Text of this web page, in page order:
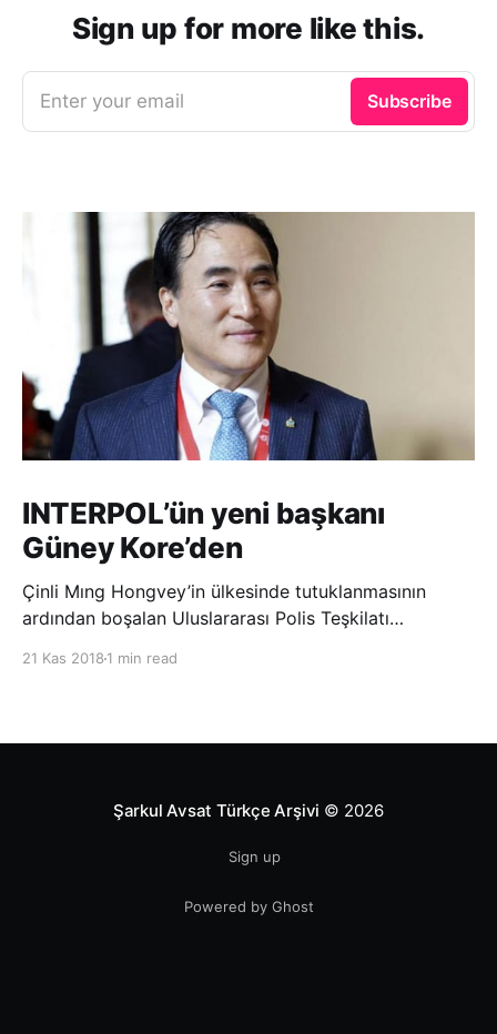
Sign up for more like this.
Enter your email Subscribe
INTERPOL’ün yeni başkanı
Güney Kore’den
Çinli Mıng Hongvey’in ülkesinde tutuklanmasının
ardından boşalan Uluslararası Polis Teşkilatı
21 Kas 2018 1 min read
Şarkul Avsat Türkçe Arşivi © 2026
Sign up
Powered by Ghost